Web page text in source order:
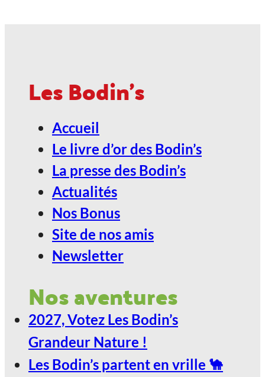
Nature !
24
ANGOULÊME / ESPACE
CARAT
Nature !
29
Jan
Les Bodin's
Accueil
Le livre d’or des Bodin’s
La presse des Bodin’s
Actualités
Nos Bonus
Site de nos amis
Newsletter
Nos aventures
2027, Votez Les Bodin’s
Grandeur Nature !
Les Bodin’s partent en vrille 🐪